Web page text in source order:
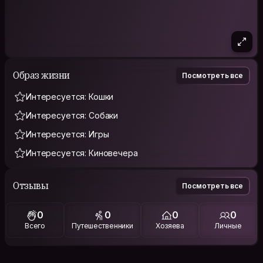
Образ жизни Посмотреть все
Интересуется: Кошки
Интересуется: Собаки
Интересуется: Игры
Интересуется: Киновечера
Отзывы Посмотреть все
0
Всего
0
Путешественники
0
Хозяева
0
Личные